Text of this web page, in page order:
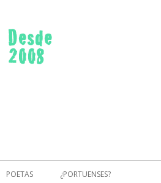
POETAS ¿PORTUENSES?